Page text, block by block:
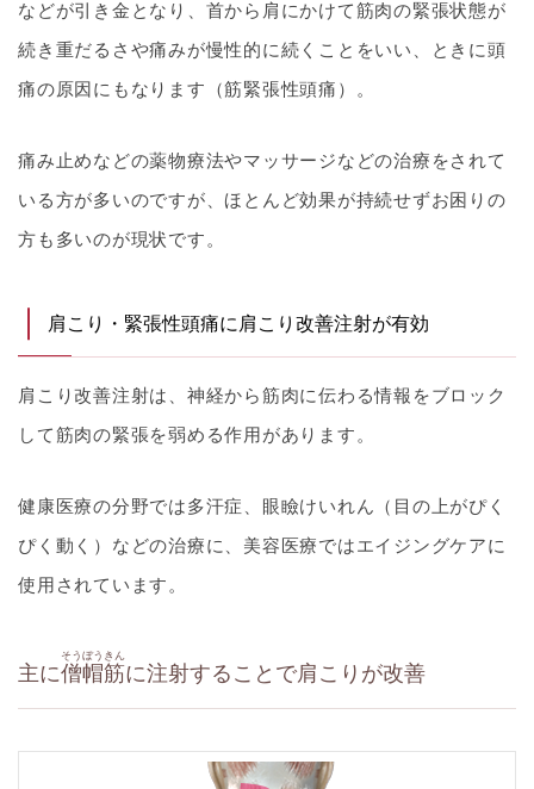
などが引き金となり、首から肩にかけて筋肉の緊張状態が
続き重だるさや痛みが慢性的に続くことをいい、ときに頭
痛の原因にもなります（筋緊張性頭痛）。
痛み止めなどの薬物療法やマッサージなどの治療をされて
いる方が多いのですが、ほとんど効果が持続せずお困りの
方も多いのが現状です。
肩こり・緊張性頭痛に肩こり改善注射が有効
肩こり改善注射は、神経から筋肉に伝わる情報をブロック
して筋肉の緊張を弱める作用があります。
健康医療の分野では多汗症、眼瞼けいれん（目の上がぴく
ぴく動く）などの治療に、美容医療ではエイジングケアに
使用されています。
主に僧帽筋
そうぼうきん
に注射することで肩こりが改善